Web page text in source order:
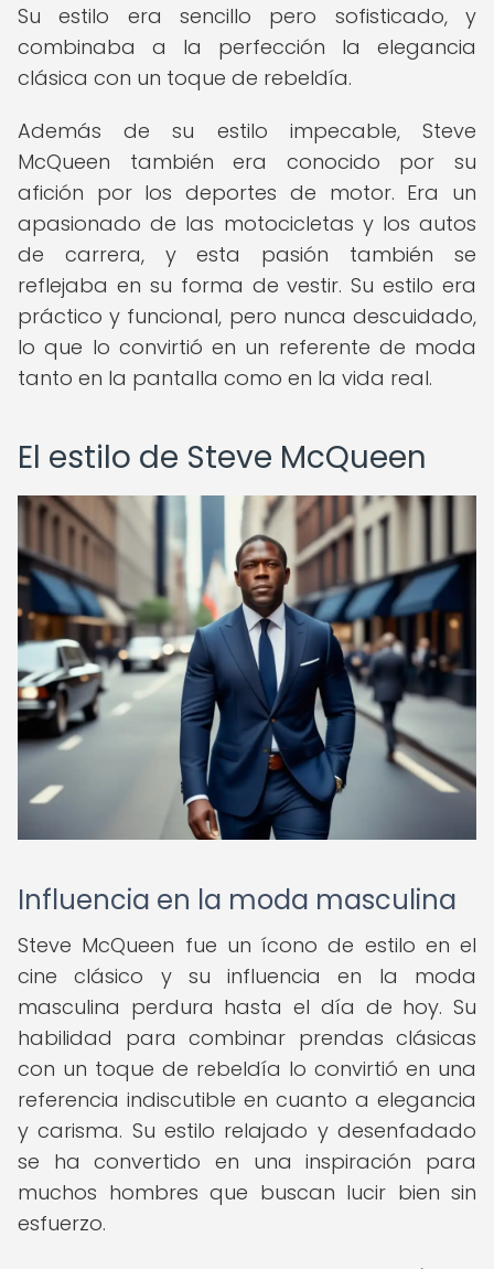
Su estilo era sencillo pero sofisticado, y
combinaba a la perfección la elegancia
clásica con un toque de rebeldía.
Además de su estilo impecable, Steve
McQueen también era conocido por su
afición por los deportes de motor. Era un
apasionado de las motocicletas y los autos
de carrera, y esta pasión también se
reflejaba en su forma de vestir. Su estilo era
práctico y funcional, pero nunca descuidado,
lo que lo convirtió en un referente de moda
tanto en la pantalla como en la vida real.
El estilo de Steve McQueen
Influencia en la moda masculina
Steve McQueen fue un ícono de estilo en el
cine clásico y su influencia en la moda
masculina perdura hasta el día de hoy. Su
habilidad para combinar prendas clásicas
con un toque de rebeldía lo convirtió en una
referencia indiscutible en cuanto a elegancia
y carisma. Su estilo relajado y desenfadado
se ha convertido en una inspiración para
muchos hombres que buscan lucir bien sin
esfuerzo.